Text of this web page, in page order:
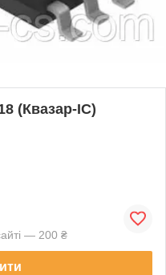
(Квазар-ІС)
— 200 ₴